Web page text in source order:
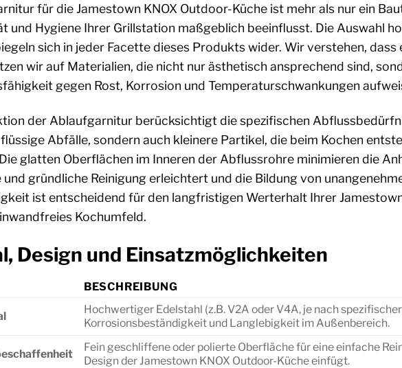
für die Jamestown KNOX Outdoor-Küche ist mehr als nur ein
und Hygiene Ihrer Grillstation maßgeblich beeinflusst. Die Auswahl
sich in jeder Facette dieses Produkts wider. Wir verstehen,
wir auf Materialien, die nicht nur ästhetisch ansprechend sind,
gegen Rost, Korrosion und Temperaturschwankungen
der Ablaufgarnitur berücksichtigt die spezifischen
Abfälle, sondern auch kleinere Partikel, die beim Kochen
glatten Oberflächen im Inneren der Abflussrohre minimieren die
gründliche Reinigung erleichtert und die Bildung von
ist entscheidend für den langfristigen Werterhalt Ihrer
Kochumfeld.
Design und Einsatzmöglichkeiten
BESCHREIBUNG
Hochwertiger Edelstahl (z.B. V2A oder V4A, je nach
Korrosionsbeständigkeit und Langlebigkeit im Außenbereich.
Fein geschliffene oder polierte Oberfläche für eine einfache
Design der Jamestown KNOX Outdoor-Küche einfügt.